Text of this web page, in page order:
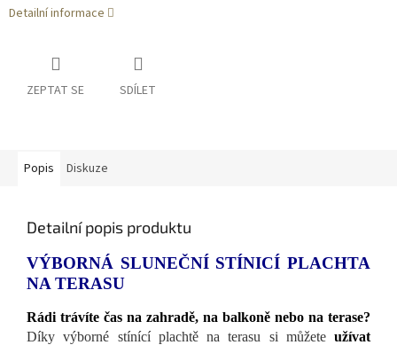
Detailní informace
ZEPTAT SE SDÍLET
Popis Diskuze
Detailní popis produktu
VÝBORNÁ SLUNEČNÍ STÍNICÍ PLACHTA
NA TERASU
Rádi trávíte čas na zahradě, na balkoně nebo na terase?
Díky výborné stínící plachtě na terasu si můžete užívat